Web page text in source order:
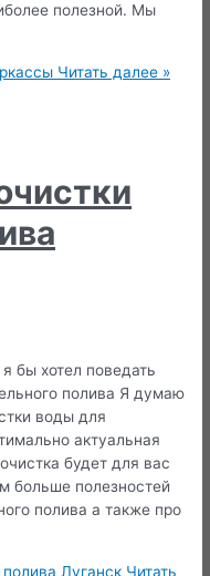
полезной. Мы
Читать далее »
бы хотел поведать
полива Я думаю
воды для
актуальная
будет для вас
больше полезностей
полива а также про
Луганск Читать